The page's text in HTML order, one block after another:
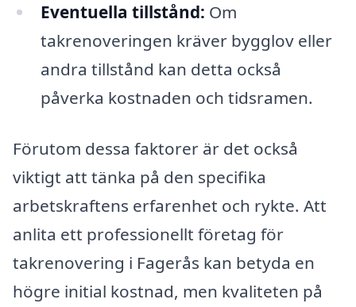
Eventuella tillstånd: Om
takrenoveringen kräver bygglov eller
andra tillstånd kan detta också
påverka kostnaden och tidsramen.
Förutom dessa faktorer är det också
viktigt att tänka på den specifika
arbetskraftens erfarenhet och rykte. Att
anlita ett professionellt företag för
takrenovering i Fagerås kan betyda en
högre initial kostnad, men kvaliteten på